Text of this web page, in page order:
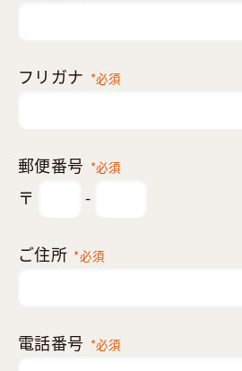
フリガナ *必須
郵便番号 *必須
〒 -
ご住所 *必須
電話番号 *必須